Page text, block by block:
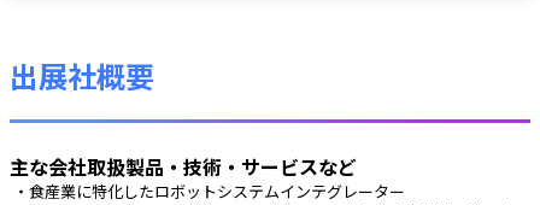
出展社概要
主な会社取扱製品・技術・サービスなど
・食産業に特化したロボットシステムインテグレーター